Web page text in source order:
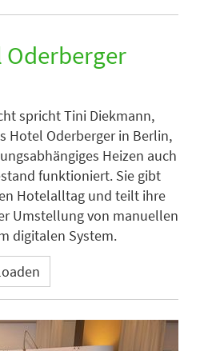
Oderberger
spricht Tini Diekmann,
Hotel Oderberger in Berlin,
Heizen auch
funktioniert. Sie gibt
Hotelalltag und teilt ihre
Umstellung von manuellen
digitalen System.